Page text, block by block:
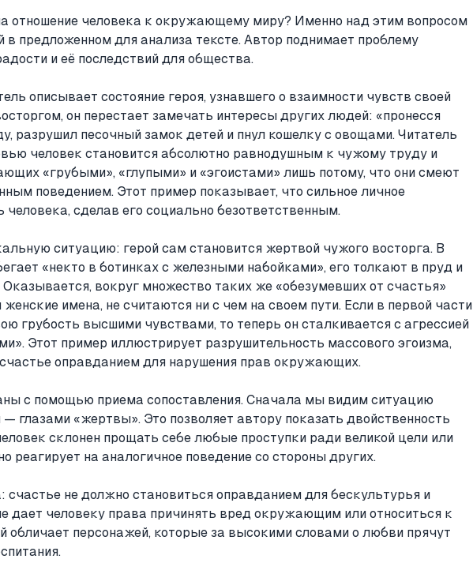
отношение человека к окружающему миру? Именно над этим вопросом
предложенном для анализа тексте. Автор поднимает проблему
и её последствий для общества.
описывает состояние героя, узнавшего о взаимности чувств своей
он перестает замечать интересы других людей: «пронесся
разрушил песочный замок детей и пнул кошелку с овощами. Читатель
человек становится абсолютно равнодушным к чужому труду и
«грубыми», «глупыми» и «эгоистами» лишь потому, что они смеют
поведением. Этот пример показывает, что сильное личное
сделав его социально безответственным.
ситуацию: герой сам становится жертвой чужого восторга. В
«некто в ботинках с железными набойками», его толкают в пруд и
вокруг множество таких же «обезумевших от счастья»
имена, не считаются ни с чем на своем пути. Если в первой части
грубость высшими чувствами, то теперь он сталкивается с агрессией
Этот пример иллюстрирует разрушительность массового эгоизма,
оправданием для нарушения прав окружающих.
с помощью приема сопоставления. Сначала мы видим ситуацию
глазами «жертвы». Это позволяет автору показать двойственность
склонен прощать себе любые проступки ради великой цели или
реагирует на аналогичное поведение со стороны других.
счастье не должно становиться оправданием для бескультурья и
дает человеку права причинять вред окружающим или относиться к
обличает персонажей, которые за высокими словами о любви прячут